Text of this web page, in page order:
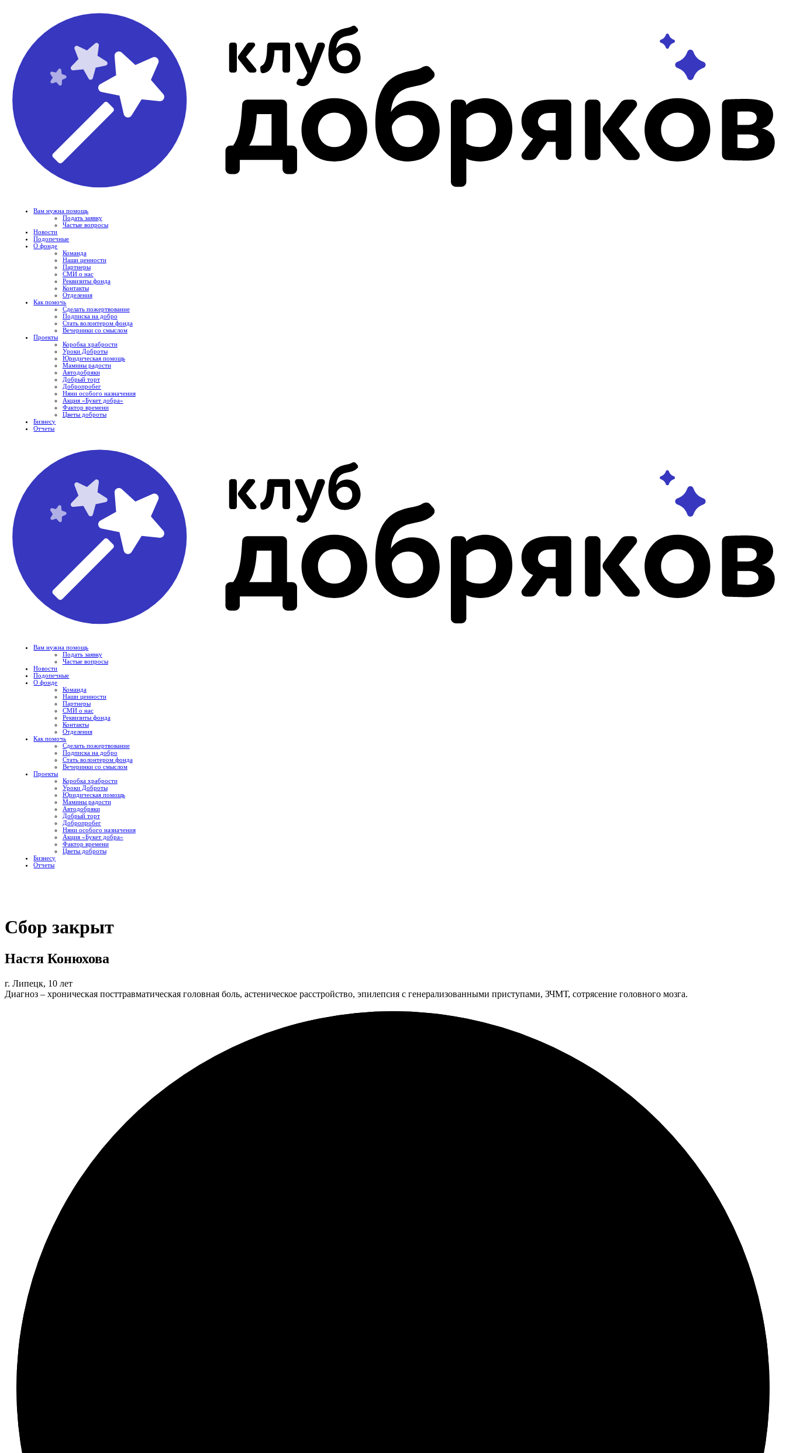
Вам нужна помощь
Подать заявку
Частые вопросы
Новости
Подопечные
О фонде
Команда
Наши ценности
Партнеры
СМИ о нас
Реквизиты фонда
Контакты
Отделения
Как помочь
Сделать пожертвование
Подписка на добро
Стать волонтером фонда
Вечеринки со смыслом
Проекты
Коробка храбрости
Уроки Доброты
Юридическая помощь
Мамины радости
Автодобряки
Добрый торт
Добропробег
Няни особого назначения
Акция «Букет добра»
Фактор времени
Цветы доброты
Бизнесу
Отчеты
Вам нужна помощь
Подать заявку
Частые вопросы
Новости
Подопечные
О фонде
Команда
Наши ценности
Партнеры
СМИ о нас
Реквизиты фонда
Контакты
Отделения
Как помочь
Сделать пожертвование
Подписка на добро
Стать волонтером фонда
Вечеринки со смыслом
Проекты
Коробка храбрости
Уроки Доброты
Юридическая помощь
Мамины радости
Автодобряки
Добрый торт
Добропробег
Няни особого назначения
Акция «Букет добра»
Фактор времени
Цветы доброты
Бизнесу
Отчеты
Сбор закрыт
Настя Конюхова
г. Липецк, 10 лет
Диагноз – хроническая посттравматическая головная боль, астеническое расстройство, эпилепсия с генерализованными приступами, ЗЧМТ, сотрясение головного мозга.